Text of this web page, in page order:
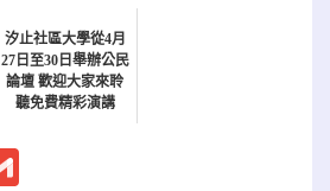
汐止社區大學從4月
27日至30日舉辦公民
論壇 歡迎大家來聆
聽免費精彩演講